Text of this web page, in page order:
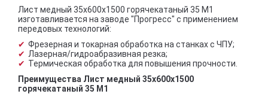
Лист медный 35х600х1500 горячекатаный 35 М1
изготавливается на заводе "Прогресс" с применением
передовых технологий:
Фрезерная и токарная обработка на станках с ЧПУ;
Лазерная/гидроабразивная резка;
Термическая обработка для повышения прочности.
Преимущества Лист медный 35х600х1500
горячекатаный 35 М1